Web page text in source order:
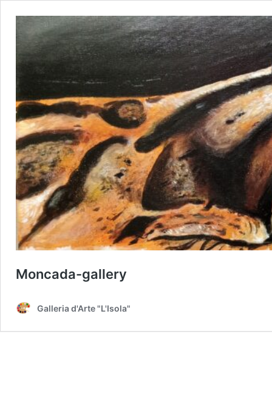
Moncada-gallery
Galleria d'Arte "L'Isola"